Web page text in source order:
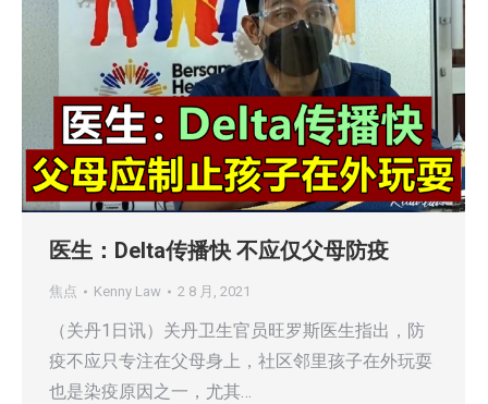
医生：Delta传播快 不应仅父母防疫
焦点 Kenny Law 2 8 月, 2021
（关丹1日讯）关丹卫生官员旺罗斯医生指出，防
疫不应只专注在父母身上，社区邻里孩子在外玩耍
也是染疫原因之一，尤其…